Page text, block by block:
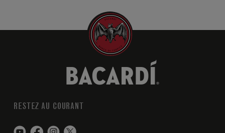
RESTEZ AU COURANT